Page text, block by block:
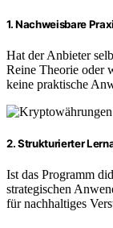
1. Nachweisbare
Hat der Anbieter
Reine Theorie oder
keine praktische
2. Strukturierter
Ist das Programm
strategischen
für nachhaltiges